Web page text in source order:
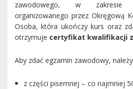
zawodowego, w zakresie
organizowanego przez Okręgową
Osoba, która ukończy kurs oraz
otrzymuje certyfikat kwalifikacji
Aby zdać egzamin zawodowy,
z części pisemnej – co najmniej